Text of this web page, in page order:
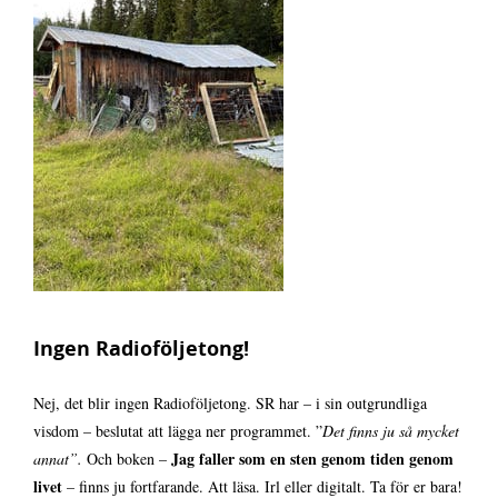
Biografi
Kontakt
Ingen Radioföljetong!
Nej, det blir ingen Radioföljetong. SR har – i sin outgrundliga
visdom – beslutat att lägga ner programmet. ”Det finns ju så mycket
annat”. Och boken – Jag faller som en sten genom tiden genom
livet– finns ju fortfarande. Att läsa. Irl eller digitalt. Ta för er bara!